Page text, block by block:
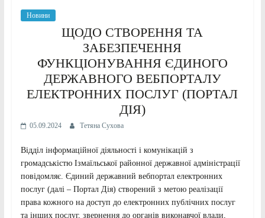
Новини
ЩОДО СТВОРЕННЯ ТА
ЗАБЕЗПЕЧЕННЯ
ФУНКЦІОНУВАННЯ ЄДИНОГО
ДЕРЖАВНОГО ВЕБПОРТАЛУ
ЕЛЕКТРОННИХ ПОСЛУГ (ПОРТАЛ
ДІЯ)
05.09.2024 Тетяна Сухова
Відділ інформаційної діяльності і комунікацій з
громадськістю Ізмаїльської районної державної адміністрації
повідомляє. Єдиний державний вебпортал електронних
послуг (далі – Портал Дія) створений з метою реалізації
права кожного на доступ до електронних публічних послуг
та інших послуг, звернення до органів виконавчої влади,